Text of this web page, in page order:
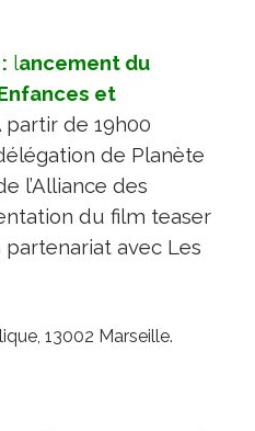
lancement du
et
partir de 19h00
de Planète
l’Alliance des
du film teaser
avec Les
13002 Marseille.